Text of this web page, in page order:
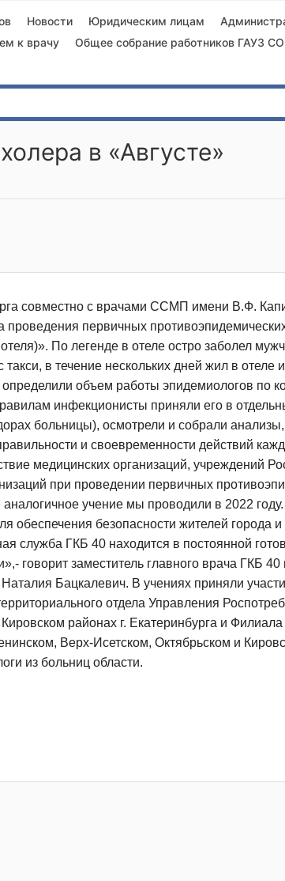
Новости Юридическим лицам
к врачу
Общее собрание работников ГАУЗ
в «Августе»
совместно с врачами ССМП имени В.Ф.
проведения первичных
По легенде в отеле остро заболел
в течение нескольких дней жил в отеле
объем работы эпидемиологов по
инфекционисты приняли его в
больницы), осмотрели и собрали
и своевременности действий
медицинских организаций, учреждений
при проведении первичных
учение мы проводили в 2022
обеспечения безопасности жителей города
служба ГКБ 40 находится в постоянной
говорит заместитель главного врача ГКБ
Бацкалевич. В учениях приняли
отдела Управления
районах г. Екатеринбурга и
Верх-Исетском, Октябрьском и
из больниц области.